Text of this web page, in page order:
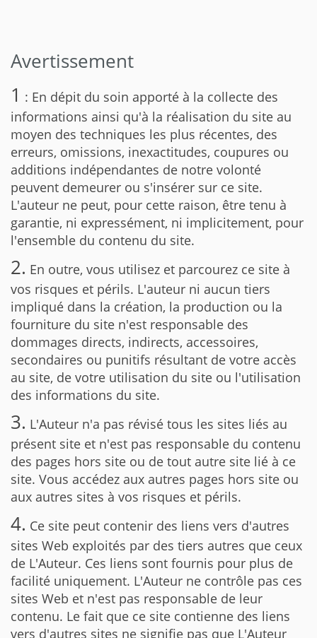
Avertissement
1 : En dépit du soin apporté à la collecte des
informations ainsi qu'à la réalisation du site au
moyen des techniques les plus récentes, des
erreurs, omissions, inexactitudes, coupures ou
additions indépendantes de notre volonté
peuvent demeurer ou s'insérer sur ce site.
L'auteur ne peut, pour cette raison, être tenu à
garantie, ni expressément, ni implicitement, pour
l'ensemble du contenu du site.
2. En outre, vous utilisez et parcourez ce site à
vos risques et périls. L'auteur ni aucun tiers
impliqué dans la création, la production ou la
fourniture du site n'est responsable des
dommages directs, indirects, accessoires,
secondaires ou punitifs résultant de votre accès
au site, de votre utilisation du site ou l'utilisation
des informations du site.
3. L'Auteur n'a pas révisé tous les sites liés au
présent site et n'est pas responsable du contenu
des pages hors site ou de tout autre site lié à ce
site. Vous accédez aux autres pages hors site ou
aux autres sites à vos risques et périls.
4. Ce site peut contenir des liens vers d'autres
sites Web exploités par des tiers autres que ceux
de L'Auteur. Ces liens sont fournis pour plus de
facilité uniquement. L'Auteur ne contrôle pas ces
sites Web et n'est pas responsable de leur
contenu. Le fait que ce site contienne des liens
vers d'autres sites ne signifie pas que L'Auteur